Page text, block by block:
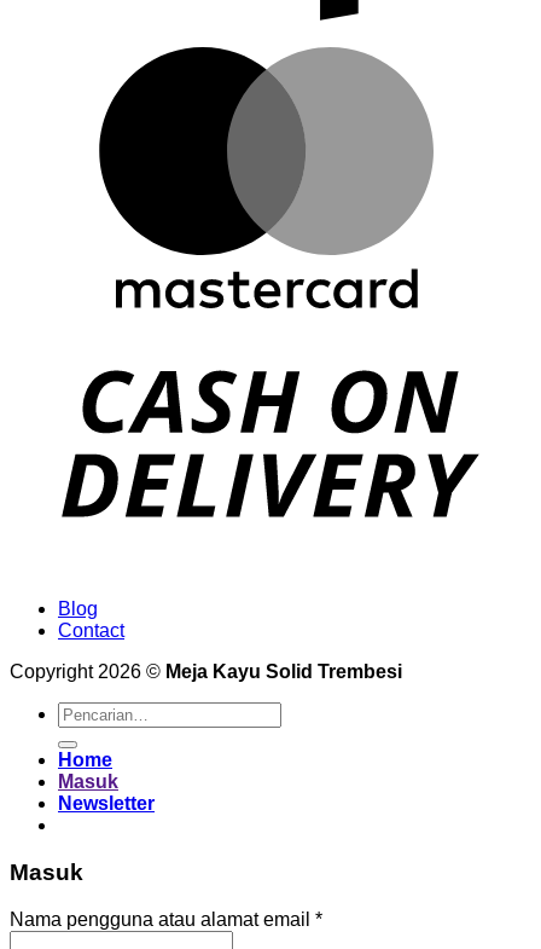
Blog
Contact
Copyright 2026 © Meja Kayu Solid Trembesi
Pencarian
untuk:
Home
Masuk
Newsletter
Masuk
Nama pengguna atau alamat email *Wajib